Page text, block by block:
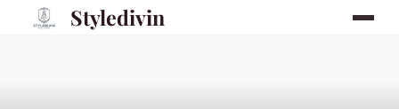
Styledivin